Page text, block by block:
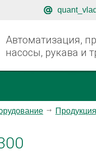
Автоматизация,
насосы, рукава и